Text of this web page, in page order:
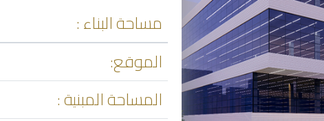
مساحة البناء :
الموقع:
المساحة المبنية :